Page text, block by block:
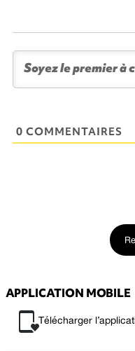
0 COMMENTAIRES
APPLICATION MOBILE
Télécharger